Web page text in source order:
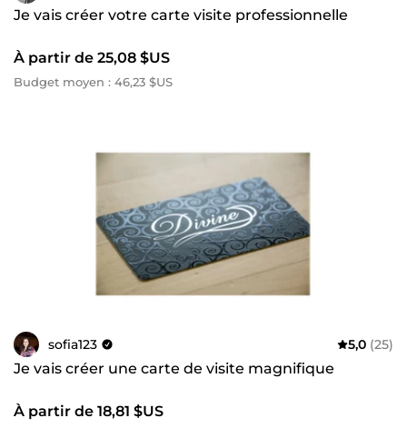
Je vais créer votre carte visite professionnelle
À partir de 25,08 $US
Budget moyen : 46,23 $US
sofia123 5,0 (25)
Je vais créer une carte de visite magnifique
À partir de 18,81 $US